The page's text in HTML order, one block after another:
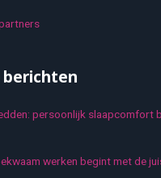
berichten
persoonlijk slaapcomfort
werken begint met de